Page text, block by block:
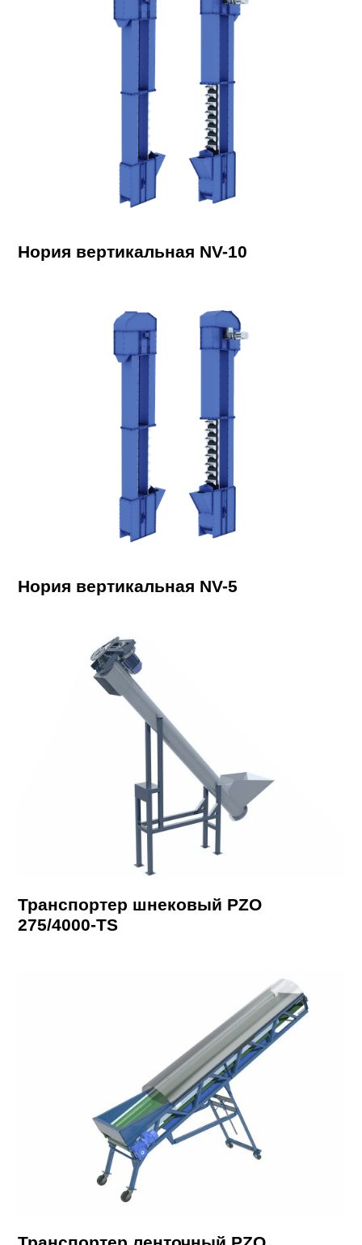
Нория вертикальная NV-10
Нория вертикальная NV-5
Транспортер шнековый PZO
275/4000-TS